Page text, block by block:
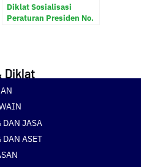
Diklat Sosialisasi
Peraturan Presiden No.
Diklat
JASA
ASET